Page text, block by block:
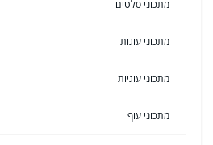
מתכוני סלטים
מתכוני עוגות
מתכוני עוגיות
מתכוני עוף